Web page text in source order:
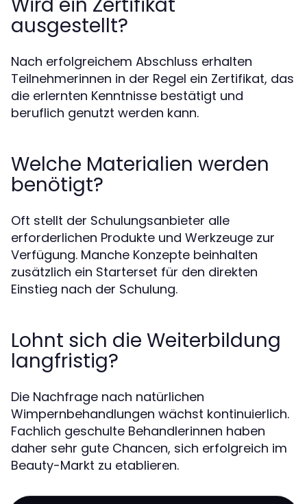
ausgestellt?
Nach erfolgreichem Abschluss erhalten
Teilnehmerinnen in der Regel ein Zertifikat, das
die erlernten Kenntnisse bestätigt und
beruflich genutzt werden kann.
Welche Materialien werden
benötigt?
Oft stellt der Schulungsanbieter alle
erforderlichen Produkte und Werkzeuge zur
Verfügung. Manche Konzepte beinhalten
zusätzlich ein Starterset für den direkten
Einstieg nach der Schulung.
Lohnt sich die Weiterbildung
langfristig?
Die Nachfrage nach natürlichen
Wimpernbehandlungen wächst kontinuierlich.
Fachlich geschulte Behandlerinnen haben
daher sehr gute Chancen, sich erfolgreich im
Beauty-Markt zu etablieren.